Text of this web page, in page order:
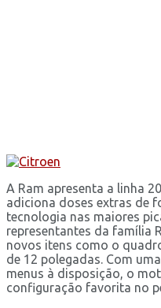
A Ram apresenta a linha
adiciona doses extras de
tecnologia nas maiores
representantes da família
novos itens como o
de 12 polegadas. Com
menus à disposição, o
configuração favorita no